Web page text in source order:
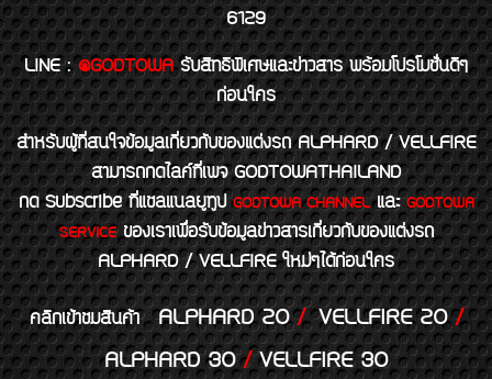
6129
LINE : @GODTOWA รับสิทธิพิเศษและข่าวสาร พร้อมโปรโมชั่นดีๆ
ก่อนใคร
สำหรับผู้ที่สนใจข้อมูลเกี่ยวกับของแต่งรถ ALPHARD / VELLFIRE
สามารถกดไลค์ที่เพจ GODTOWATHAILAND
กด Subscribe ที่แชลแนลยูทูปGODTOWA CHANNELและGODTOWA
SERVICEของเราเพื่อรับข้อมูลข่าวสารเกี่ยวกับของแต่งรถ
ALPHARD / VELLFIRE ใหม่ๆได้ก่อนใคร
คลิกเข้าชมสินค้า ALPHARD 20/VELLFIRE 20/
ALPHARD 30/VELLFIRE 30